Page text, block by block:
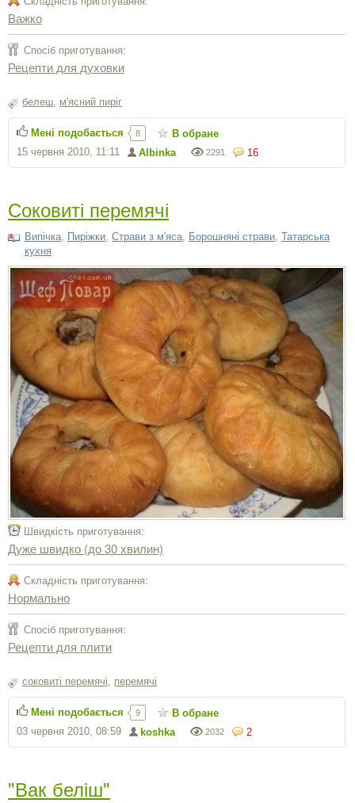
Важко
Спосіб приготування:
Рецепти для духовки
белеш м'ясний пиріг
16
2291
Albinka
15 червня 2010, 11:11
Мені подобається 8 В обране
Соковиті перемячі
Випічка Пиріжки Страви з м'яса Борошняні страви Татарська
кухня
Швидкість приготування:
Дуже швидко (до 30 хвилин)
Складність приготування:
Нормально
Спосіб приготування:
Рецепти для плити
соковиті перемячі перемячі
2
2032
koshka
03 червня 2010, 08:59
Мені подобається 9 В обране
"Вак беліш"